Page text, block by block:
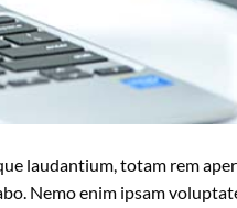
laudantium, totam rem
Nemo enim ipsam